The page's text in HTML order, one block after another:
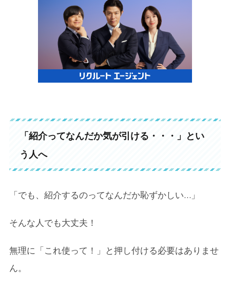
「紹介ってなんだか気が引ける・・・」とい
う人へ
「でも、紹介するのってなんだか恥ずかしい…」
そんな人でも大丈夫！
無理に「これ使って！」と押し付ける必要はありませ
ん。